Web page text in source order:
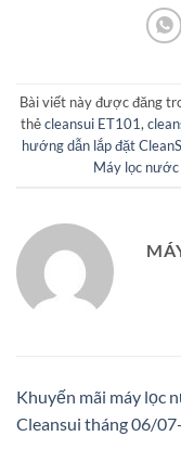
Bài viết này được đăng
thẻcleansui ET101,
hướng dẫn lắp đặt
Máy lọc nước
Khuyến mãi máy lọc
Cleansui tháng 06/